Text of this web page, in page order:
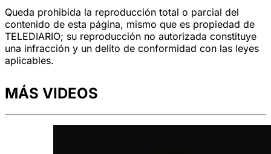
Queda prohibida la reproducción total o parcial del
contenido de esta página, mismo que es propiedad de
TELEDIARIO; su reproducción no autorizada constituye
una infracción y un delito de conformidad con las leyes
aplicables.
MÁS VIDEOS